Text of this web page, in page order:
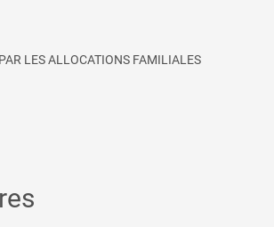
LES ALLOCATIONS FAMILIALES